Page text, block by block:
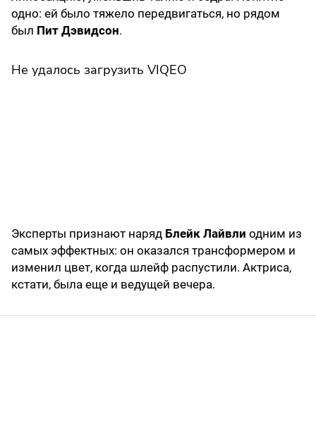
одно: ей было тяжело передвигаться, но рядом
был Пит Дэвидсон.
Не удалось загрузить VIQEO
Эксперты признают наряд Блейк Лайвли одним из
самых эффектных: он оказался трансформером и
изменил цвет, когда шлейф распустили. Актриса,
кстати, была еще и ведущей вечера.